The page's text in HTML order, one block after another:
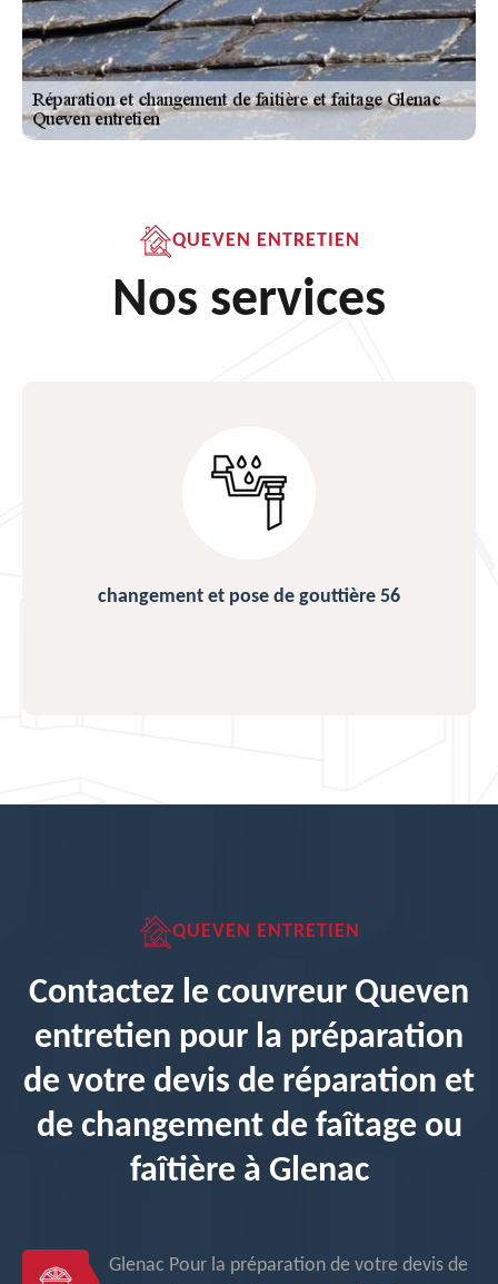
QUEVEN ENTRETIEN
Nos services
changement et pose de gouttière 56
QUEVEN ENTRETIEN
Contactez le couvreur Queven
entretien pour la préparation
de votre devis de réparation et
de changement de faîtage ou
faîtière à Glenac
Glenac Pour la préparation de votre devis de